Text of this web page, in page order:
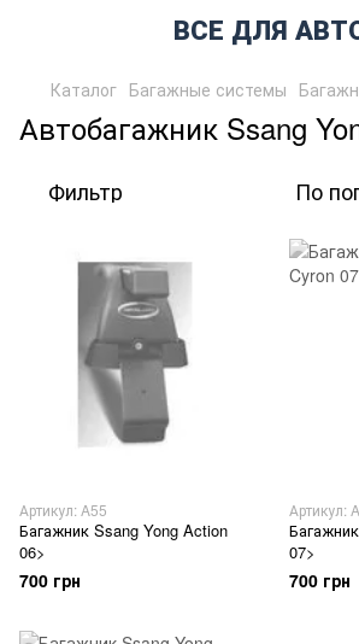
ВСЕ ДЛЯ
Каталог Багажные системы
Автобагажник Ssang
Фильтр По
Артикул: A55
Багажник Ssang Yong Action
06>
700 грн
Артикул:
07>
700 грн